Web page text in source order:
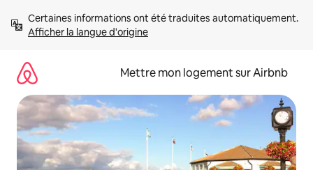
directement
Afficher la langue d'origine
Mettre mon logement sur Airbnb